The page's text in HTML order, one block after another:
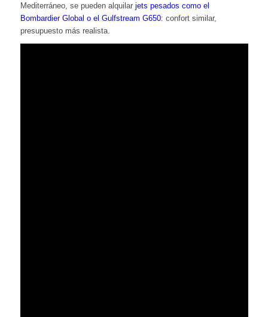
Mediterráneo, se pueden alquilar jets pesados como el
Bombardier Global o el Gulfstream G650: confort similar,
presupuesto más realista.